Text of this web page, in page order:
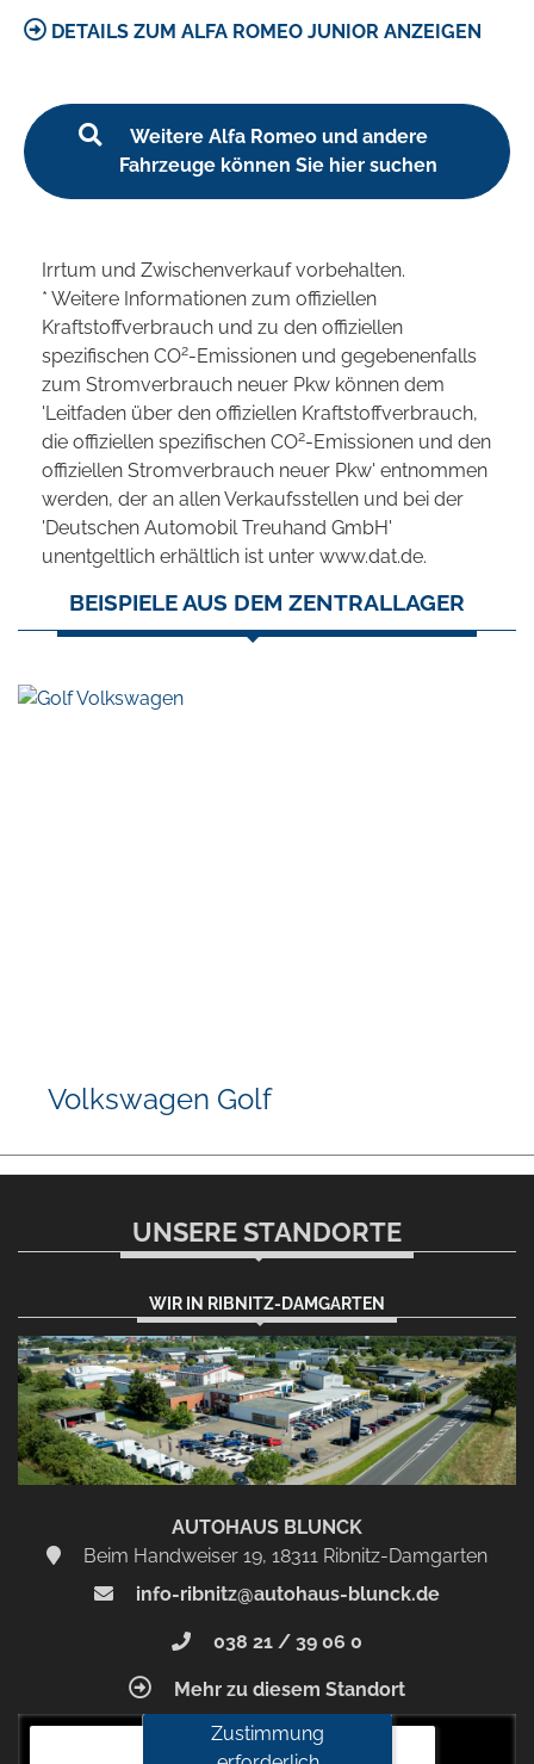
DETAILS ZUM ALFA ROMEO JUNIOR ANZEIGEN
Weitere Alfa Romeo und andere
Fahrzeuge können Sie hier suchen
Irrtum und Zwischenverkauf vorbehalten.
* Weitere Informationen zum offiziellen
Kraftstoffverbrauch und zu den offiziellen
spezifischen CO2-Emissionen und gegebenenfalls
zum Stromverbrauch neuer Pkw können dem
'Leitfaden über den offiziellen Kraftstoffverbrauch,
die offiziellen spezifischen CO2-Emissionen und den
offiziellen Stromverbrauch neuer Pkw' entnommen
werden, der an allen Verkaufsstellen und bei der
'Deutschen Automobil Treuhand GmbH'
unentgeltlich erhältlich ist unter www.dat.de.
BEISPIELE AUS DEM ZENTRALLAGER
Volkswagen Golf
UNSERE STANDORTE
WIR IN RIBNITZ-DAMGARTEN
AUTOHAUS BLUNCK
Beim Handweiser 19, 18311 Ribnitz-Damgarten
info-ribnitz@autohaus-blunck.de
038 21 / 39 06 0
Mehr zu diesem Standort
Autohaus Blunck
Zustimmung